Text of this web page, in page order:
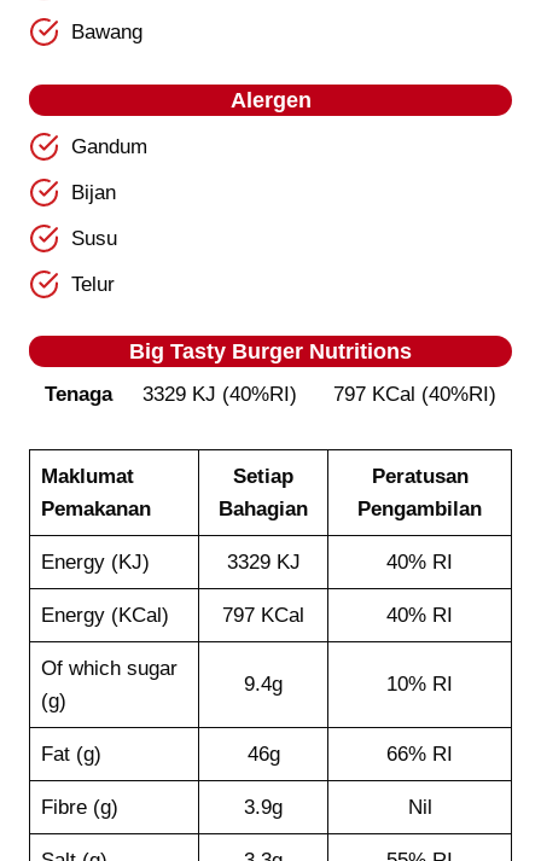
Bawang
Alergen
Gandum
Bijan
Susu
Telur
Big Tasty Burger Nutritions
Tenaga 3329 KJ (40%RI) 797 KCal (40%RI)
Maklumat
Pemakanan
Setiap
Bahagian
Peratusan
Pengambilan
Energy (KJ) 3329 KJ 40% RI
Energy (KCal) 797 KCal 40% RI
Of which sugar
(g)
9.4g 10% RI
Fat (g) 46g 66% RI
Fibre (g) 3.9g Nil